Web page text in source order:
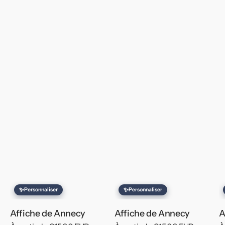
✨Personnaliser
Affiche de Annecy
✨Personnaliser
Affiche de Annecy